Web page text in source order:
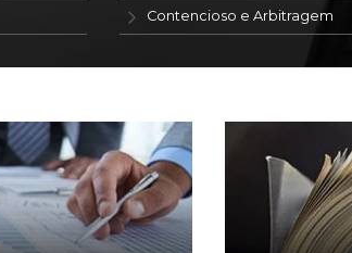
Contencioso e Arbitragem